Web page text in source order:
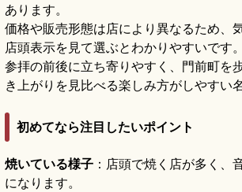
あります。
価格や販売形態は店により異なるため、
店頭表示を見て選ぶとわかりやすいです。
参拝の前後に立ち寄りやすく、門前町を
き上がりを見比べる楽しみ方がしやすい
初めてなら注目したいポイント
焼いている様子 ：店頭で焼く店が多く、
になります。